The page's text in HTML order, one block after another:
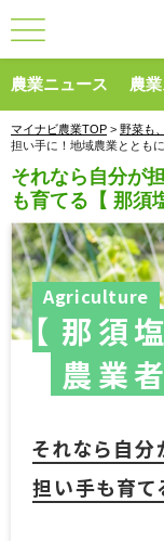
農業ニュース 農
マイナビ農業TOP > 野菜も
担い手に！地域農業ととも
それなら自分が
も育てる【 那須
Agriculture
那須
農業
それなら自分
担い手も育て